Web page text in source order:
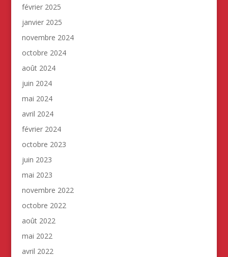
février 2025
janvier 2025
novembre 2024
octobre 2024
août 2024
juin 2024
mai 2024
avril 2024
février 2024
octobre 2023
juin 2023
mai 2023
novembre 2022
octobre 2022
août 2022
mai 2022
avril 2022